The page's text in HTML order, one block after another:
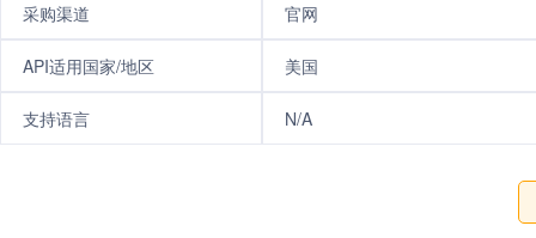
采购渠道 官网
API适用国家/地区 美国
支持语言 N/A